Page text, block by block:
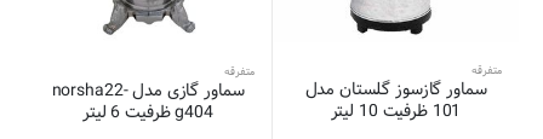
متفرقه
سماور گازسوز گلستان مدل
101 ظرفیت 10 لیتر
متفرقه
سماور گازی مدل norsha22-
g404 ظرفیت 6 لیتر